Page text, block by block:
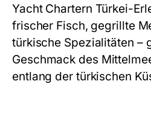
Yacht Chartern Türkei-
frischer Fisch, gegrillte
türkische Spezialitäten –
Geschmack des
entlang der türkischen